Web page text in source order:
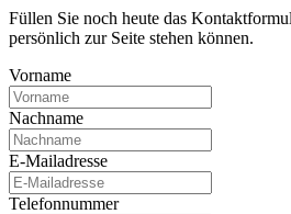
Füllen Sie noch heute das
persönlich zur Seite stehen können.
Vorname
Nachname
E-Mailadresse
Telefonnummer